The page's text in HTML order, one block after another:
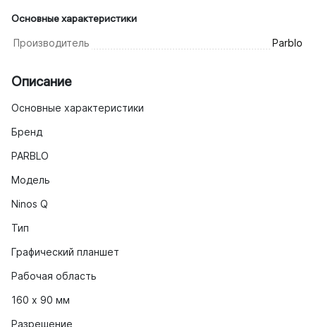
Основные характеристики
Производитель Parblo
Описание
Основные характеристики
Бренд
PARBLO
Модель
Ninos Q
Тип
Графический планшет
Рабочая область
160 х 90 мм
Разрешение